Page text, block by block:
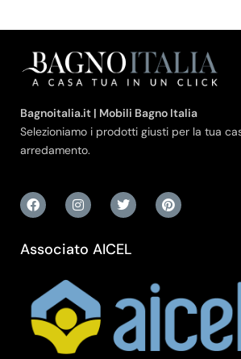
Bagnoitalia.it | Mobili Bagno Italia
Selezioniamo i prodotti giusti per la tua
arredamento.
Associato AICEL